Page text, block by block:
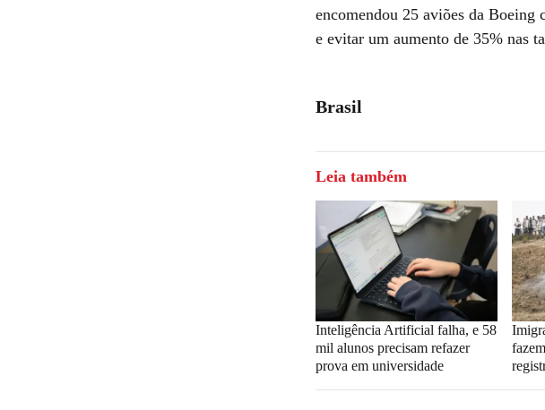
encomendou 25 aviões da Boeing
e evitar um aumento de 35% nas
Brasil
Leia também
Inteligência Artificial falha, e 58
mil alunos precisam refazer
prova em universidade